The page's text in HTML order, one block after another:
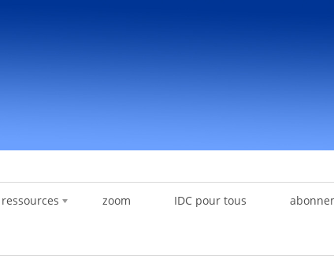
ressources zoom IDC pour tous